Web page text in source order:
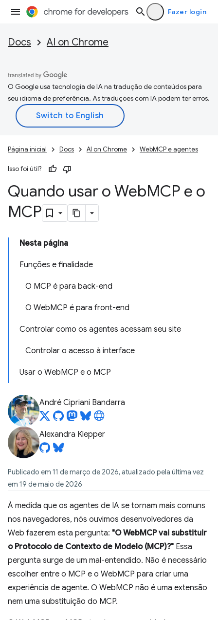
Fazer login
Docs AI on Chrome
O Google usa tecnologia de IA na tradução de conteúdos para
seu idioma de preferência. As traduções com IA podem ter erros.
Página inicial Docs AI on Chrome WebMCP e agentes
Isso foi útil?
Quando usar o WebMCP e o
MCP
Nesta página
Funções e finalidade
O MCP é para back-end
O WebMCP é para front-end
Controlar como os agentes acessam seu site
Controlar o acesso à interface
Usar o WebMCP e o MCP
André Cipriani Bandarra
Alexandra Klepper
Publicado em 11 de março de 2026, atualizado pela última vez
em 19 de maio de 2026
À medida que os agentes de IA se tornam mais comuns
nos navegadores, nós ouvimos desenvolvedores da
Web fazerem esta pergunta: "O WebMCP vai substituir
o Protocolo de Contexto de Modelo (MCP)?" Essa
pergunta surge de um mal-entendido. Não é necessário
escolher entre o MCP e o WebMCP para criar uma
experiência de agente. O WebMCP não é uma extensão
nem uma substituição do MCP.